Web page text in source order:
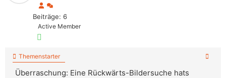
Beiträge: 6
Active Member
Themenstarter
Überraschung: Eine Rückwärts-Bildersuche hats